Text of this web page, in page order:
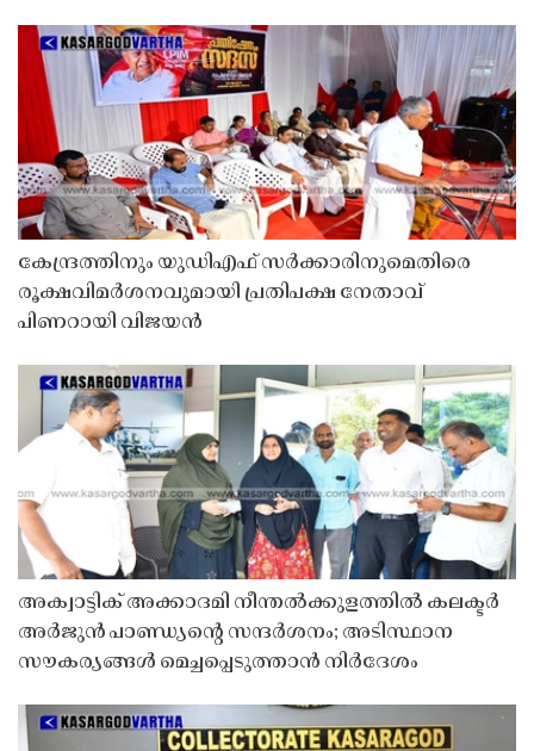
കേന്ദ്രത്തിനും യുഡിഎഫ് സർക്കാരിനുമെതിരെ
രൂക്ഷവിമർശനവുമായി പ്രതിപക്ഷ നേതാവ്
പിണറായി വിജയൻ
അക്വാട്ടിക് അക്കാദമി നീന്തൽക്കുളത്തിൽ കലക്ടർ
അർജുൻ പാണ്ഡ്യൻ്റെ സന്ദർശനം; അടിസ്ഥാന
സൗകര്യങ്ങൾ മെച്ചപ്പെടുത്താൻ നിർദേശം